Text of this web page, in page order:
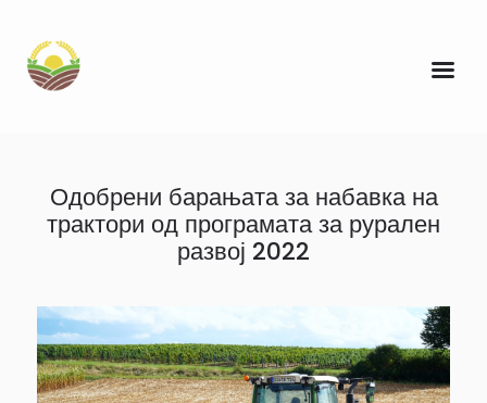
Одобрени барањата за набавка на
трактори од програмата за рурален
развој 2022